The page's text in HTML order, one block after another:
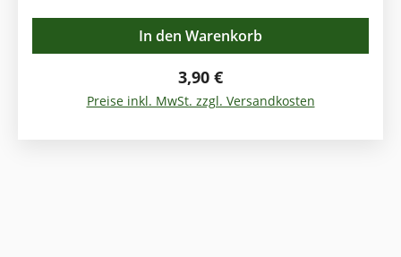
die irische Mottoparty im Handumdrehen.
Material: aufziehbare Einmaltatoos Inhalt: 28
Kleeblätter in verschiedenen Größen Farbe: grün
mit Glitzereffekt Gebrauchsanweisung Legen Sie
Regulärer Preis:
3,90 €
Preise inkl. MwSt. zzgl. Versandkosten
In den Warenkorb